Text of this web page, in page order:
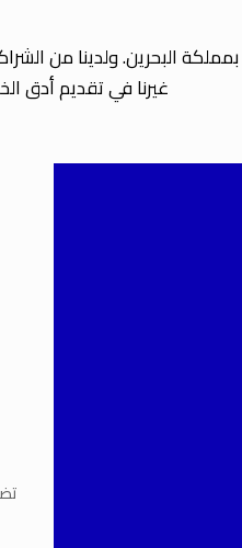
تشركة رائدة تأسست في عام 2016
غيرنا في تقديم أدق